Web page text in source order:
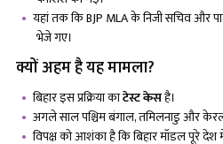
यहां तक कि BJP MLA के निजी सचिव और
भेजे गए।
क्यों अहम है यह मामला?
बिहार इस प्रक्रिया काटेस्ट केसहै।
अगले साल पश्चिम बंगाल, तमिलनाडु और केरल
विपक्ष को आशंका है कि बिहार मॉडल पूरे देश में